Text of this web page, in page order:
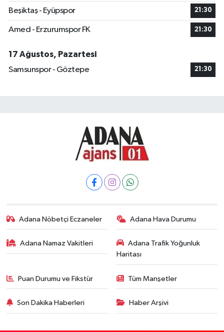
Beşiktaş - Eyüpspor 21:30
Amed - Erzurumspor FK 21:30
17 Ağustos, Pazartesi
Samsunspor - Göztepe
21:30
Adana Nöbetçi Eczaneler Adana Hava Durumu
Adana Namaz Vakitleri
Adana Trafik Yoğunluk
Haritası
Puan Durumu ve Fikstür Tüm Manşetler
Son Dakika Haberleri Haber Arşivi